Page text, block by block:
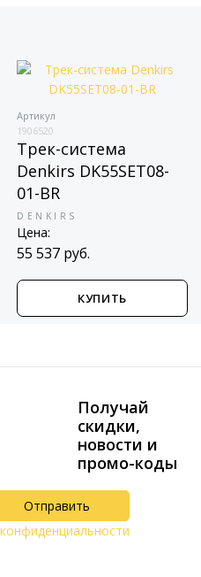
Артикул
1906520
Трек-система
Denkirs DK55SET08-
01-BR
DENKIRS
Цена:
55 537 руб.
КУПИТЬ
Получай
скидки,
новости и
промо-коды